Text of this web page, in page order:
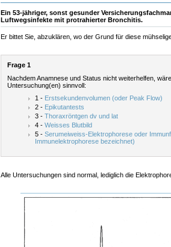
Ein 53-jähriger, sonst gesunder
Luftwegsinfekte mit protrahierter Bronchitis.
Er bittet Sie, abzuklären, wo der Grund für diese
Frage 1
Nachdem Anamnese und Status nicht weiterhelfen,
Untersuchung(en) sinnvoll:
1 - Erstsekundenvolumen (oder Peak Flow)
2 - Epikutantests
3 - Thoraxröntgen dv und lat
4 - Weisses Blutbild
5 - Serumeiweiss-Elektrophorese oder
Immunelektrophorese bezeichnet)
Alle Untersuchungen sind normal, lediglich die